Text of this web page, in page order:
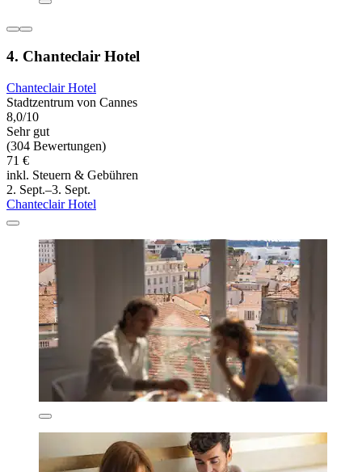
4. Chanteclair Hotel
Chanteclair Hotel
Stadtzentrum von Cannes
8,0/10
Sehr gut
(304 Bewertungen)
71 €
inkl. Steuern & Gebühren
2. Sept.–3. Sept.
Chanteclair Hotel